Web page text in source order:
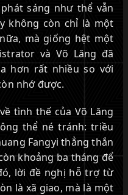
sáng như thể vẫn
không còn chỉ là một
mà giống hệt một
và Võ Lăng đã
hơn rất nhiều so với
nhớ được.
tình thế của Võ Lăng
thể né tránh: triều
Fangyi thẳng thắn
khoảng ba tháng để
lời đề nghị hỗ trợ từ
là xã giao, mà là một